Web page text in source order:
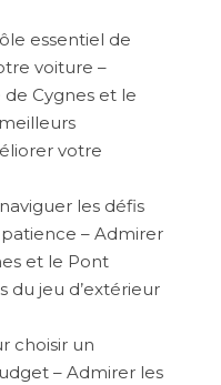
essentiel de
voiture –
Cygnes et le
votre
les défis
– Admirer
et le Pont
du jeu d’extérieur
choisir un
– Admirer les